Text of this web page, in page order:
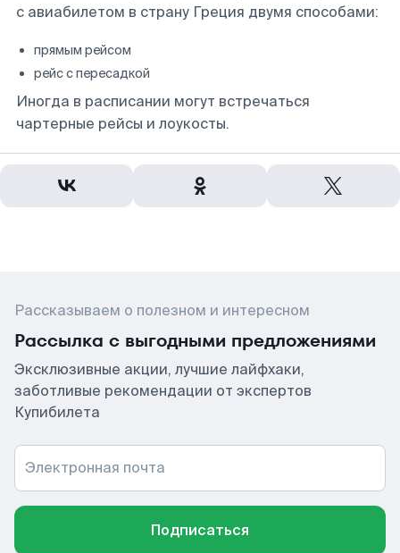
с авиабилетом в страну Греция двумя способами:
прямым рейсом
рейс с пересадкой
Иногда в расписании могут встречаться
чартерные рейсы и лоукосты.
Рассказываем о полезном и интересном
Рассылка с выгодными предложениями
Эксклюзивные акции, лучшие лайфхаки,
заботливые рекомендации от экспертов
Купибилета
Электронная почта
Подписаться